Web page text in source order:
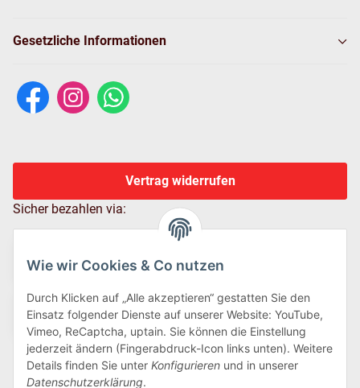
Wie wir Cookies & Co nutzen
Durch Klicken auf „Alle akzeptieren“ gestatten Sie den
Einsatz folgender Dienste auf unserer Website: YouTube,
Vimeo, ReCaptcha, uptain. Sie können die Einstellung
jederzeit ändern (Fingerabdruck-Icon links unten). Weitere
Details finden Sie unter Konfigurieren und in unserer
Datenschutzerklärung.
Gesetzliche Informationen
Vertrag widerrufen
Sicher bezahlen via:
Wir versenden via: